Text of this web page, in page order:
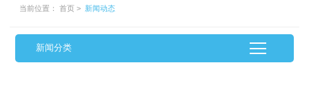
当前位置： 首页 > 新闻动态
新闻分类